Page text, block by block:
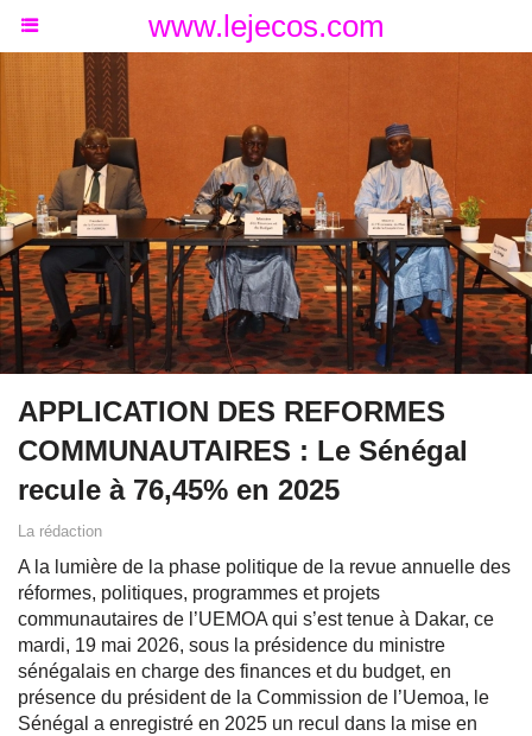
www.lejecos.com
APPLICATION DES REFORMES
COMMUNAUTAIRES : Le Sénégal
recule à 76,45% en 2025
La rédaction
A la lumière de la phase politique de la revue annuelle des
réformes, politiques, programmes et projets
communautaires de l’UEMOA qui s’est tenue à Dakar, ce
mardi, 19 mai 2026, sous la présidence du ministre
sénégalais en charge des finances et du budget, en
présence du président de la Commission de l’Uemoa, le
Sénégal a enregistré en 2025 un recul dans la mise en